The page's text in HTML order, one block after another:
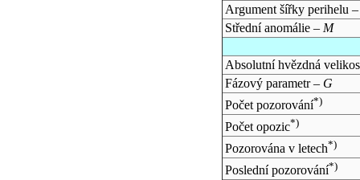
Argument šířky perihelu
Střední anomálie – M
Absolutní hvězdná
Fázový parametr – G
Počet pozorování*)
Počet opozic*)
Pozorována v letech*)
Poslední pozorování*)